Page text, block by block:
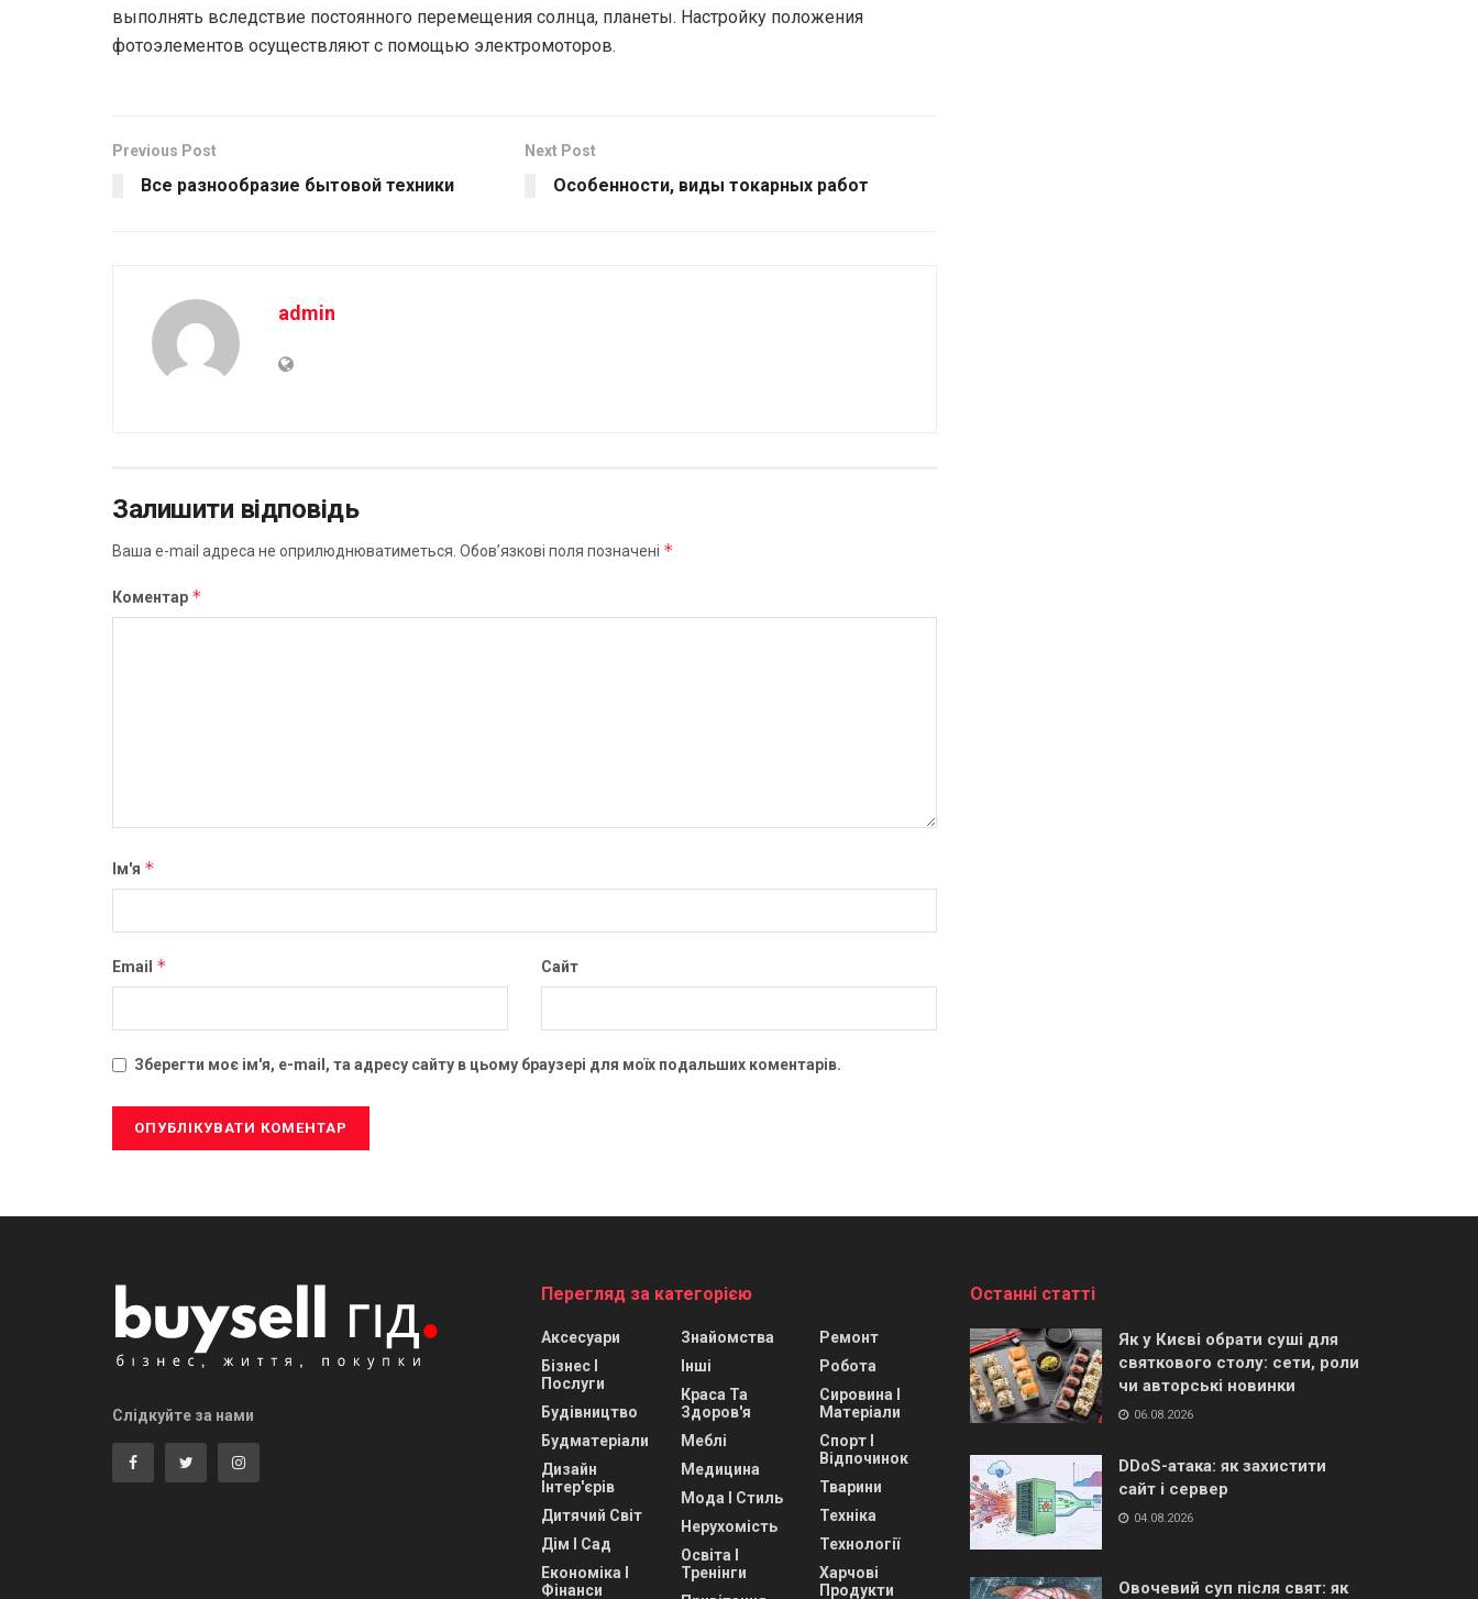
выполнять вследствие постоянного перемещения солнца, планеты. Настройку положения
фотоэлементов осуществляют с помощью электромоторов.
Previous Post
Все разнообразие бытовой техники
Next Post
Особенности, виды токарных работ
admin
Залишити відповідь
Ваша e-mail адреса не оприлюднюватиметься. Обов’язкові поля позначені *
Коментар *
Ім'я *
Email * Сайт
Зберегти моє ім'я, e-mail, та адресу сайту в цьому браузері для моїх подальших коментарів.
Слідкуйте за нами
Перегляд за категорією
Аксесуари
Бізнес І
Послуги
Будівництво
Будматеріали
Дизайн
Інтер'єрів
Дитячий Світ
Дім І Сад
Економіка І
Фінанси
Знайомства
Інші
Краса Та
Здоров'я
Меблі
Медицина
Мода І Стиль
Нерухомість
Освіта І
Тренінги
Ремонт
Робота
Сировина І
Матеріали
Спорт І
Відпочинок
Тварини
Техніка
Технології
Харчові
Продукти
Останні статті
Як у Києві обрати суші для
святкового столу: сети, роли
чи авторські новинки
06.08.2026
DDoS-атака: як захистити
сайт і сервер
04.08.2026
Овочевий суп після свят: як